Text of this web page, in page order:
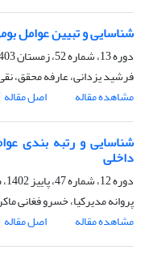
شناسایی و تبیین عوامل
دوره 13، شماره 52، زمستان 1403، صفحه
فرشید یزدانی، عارفه محقق،
مشاهده مقاله
اصل مقاله
شناسایی و رتبه بندی
داخلی
دوره 12، شماره 47، پاییز 1402، صفحه
پروانه مدیرکیا، خسرو فغانی
مشاهده مقاله
اصل مقاله